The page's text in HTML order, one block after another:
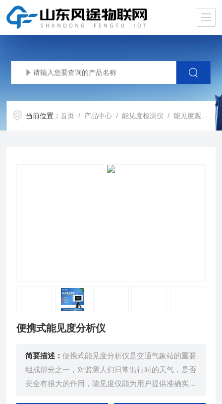
当前位置：首页 / 产品中心 /能见度检测仪 /能见度观测仪 /
便携式能见度分析仪
简要描述：便携式能见度分析仪是交通气象站的重要
组成部分之一，对监测人们日常出行时的天气，是否
安全有很大的作用，能见度仪能为用户提供准确实时